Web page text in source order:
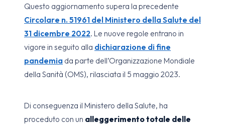
Questo aggiornamento supera la precedente
Circolare n. 51961 del Ministero della Salute del
31 dicembre 2022. Le nuove regole entrano in
vigore in seguito alla dichiarazione di fine
pandemia da parte dell’Organizzazione Mondiale
della Sanità (OMS), rilasciata il 5 maggio 2023.
Di conseguenza il Ministero della Salute, ha
proceduto con un alleggerimento totale delle